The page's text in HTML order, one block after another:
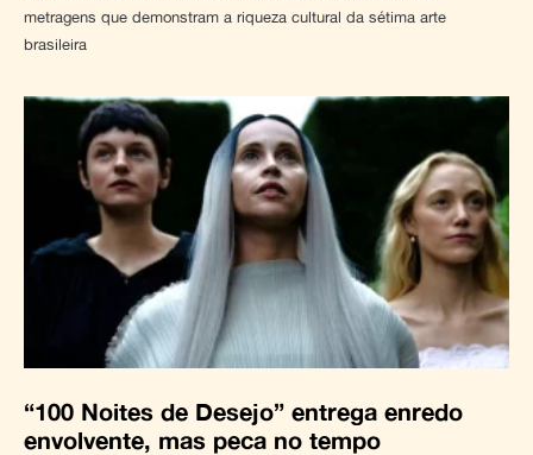
metragens que demonstram a riqueza cultural da sétima arte
brasileira
“100 Noites de Desejo” entrega enredo
envolvente, mas peca no tempo